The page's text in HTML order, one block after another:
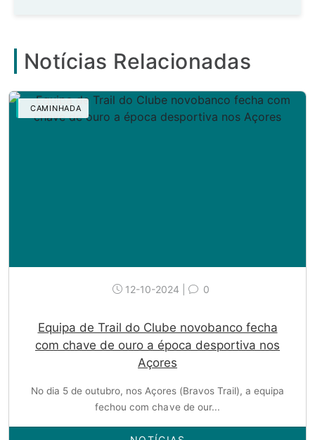
Notícias Relacionadas
CAMINHADA
12-10-2024 | 0
Equipa de Trail do Clube novobanco fecha
com chave de ouro a época desportiva nos
Açores
No dia 5 de outubro, nos Açores (Bravos Trail), a equipa
fechou com chave de our...